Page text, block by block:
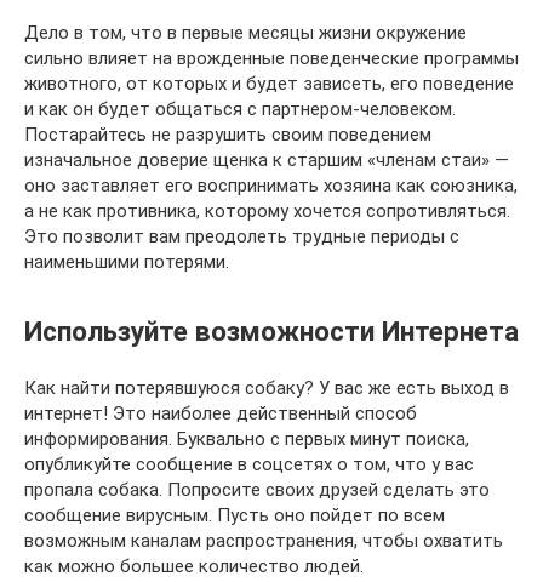
Дело в том, что в первые месяцы жизни окружение
сильно влияет на врожденные поведенческие программы
животного, от которых и будет зависеть, его поведение
и как он будет общаться с партнером-человеком.
Постарайтесь не разрушить своим поведением
изначальное доверие щенка к старшим «членам стаи» —
оно заставляет его воспринимать хозяина как союзника,
а не как противника, которому хочется сопротивляться.
Это позволит вам преодолеть трудные периоды с
наименьшими потерями.
Используйте возможности Интернета
Как найти потерявшуюся собаку? У вас же есть выход в
интернет! Это наиболее действенный способ
информирования. Буквально с первых минут поиска,
опубликуйте сообщение в соцсетях о том, что у вас
пропала собака. Попросите своих друзей сделать это
сообщение вирусным. Пусть оно пойдет по всем
возможным каналам распространения, чтобы охватить
как можно большее количество людей.